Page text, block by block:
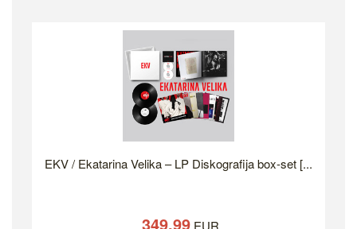
EKV / Ekatarina Velika – LP Diskografija box-set [...
349.99